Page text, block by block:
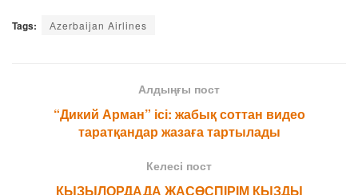
Tags: Аzerbaijan Airlines
Алдыңғы пост
“Дикий Арман” ісі: жабық соттан видео
таратқандар жазаға тартылады
Келесі пост
ҚЫЗЫЛОРДАДА ЖАСӨСПІРІМ ҚЫЗДЫ